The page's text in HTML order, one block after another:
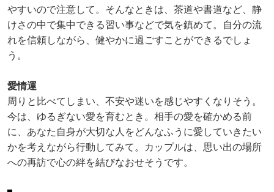
やすいので注意して。そんなときは、茶道や書道など、静
けさの中で集中できる習い事などで気を鎮めて。自分の流
れを信頼しながら、健やかに過ごすことができるでしょ
う。
愛情運
周りと比べてしまい、不安や迷いを感じやすくなりそう。
今は、ゆるぎない愛を育むとき。相手の愛を確かめる前
に、あなた自身が大切な人をどんなふうに愛していきたい
かを考えながら行動してみて。カップルは、思い出の場所
への再訪で心の絆を結びなおせそうです。